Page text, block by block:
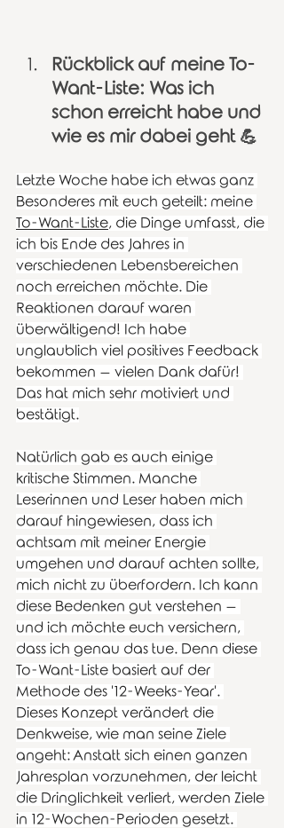
Rückblick auf meine To-
Want-Liste: Was ich
schon erreicht habe und
wie es mir dabei geht 💪
Letzte Woche habe ich etwas ganz
Besonderes mit euch geteilt: meine
To-Want-Liste, die Dinge umfasst, die
ich bis Ende des Jahres in
verschiedenen Lebensbereichen
noch erreichen möchte. Die
Reaktionen darauf waren
überwältigend! Ich habe
unglaublich viel positives Feedback
bekommen – vielen Dank dafür!
Das hat mich sehr motiviert und
bestätigt.
Natürlich gab es auch einige
kritische Stimmen. Manche
Leserinnen und Leser haben mich
darauf hingewiesen, dass ich
achtsam mit meiner Energie
umgehen und darauf achten sollte,
mich nicht zu überfordern. Ich kann
diese Bedenken gut verstehen –
und ich möchte euch versichern,
dass ich genau das tue. Denn diese
To-Want-Liste basiert auf der
Methode des '12-Weeks-Year'.
Dieses Konzept verändert die
Denkweise, wie man seine Ziele
angeht: Anstatt sich einen ganzen
Jahresplan vorzunehmen, der leicht
die Dringlichkeit verliert, werden Ziele
in 12-Wochen-Perioden gesetzt.